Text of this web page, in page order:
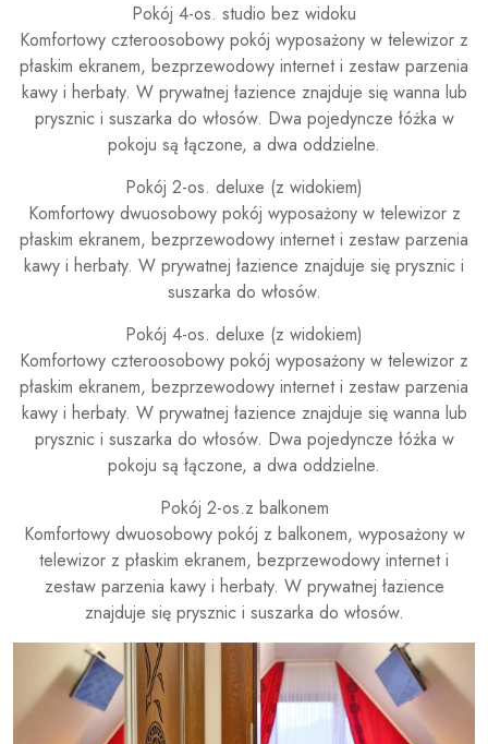
Pokój 4-os. studio bez widoku
Komfortowy czteroosobowy pokój wyposażony w telewizor z
płaskim ekranem, bezprzewodowy internet i zestaw parzenia
kawy i herbaty. W prywatnej łazience znajduje się wanna lub
prysznic i suszarka do włosów. Dwa pojedyncze łóżka w
pokoju są łączone, a dwa oddzielne.
Pokój 2-os. deluxe (z widokiem)
Komfortowy dwuosobowy pokój wyposażony w telewizor z
płaskim ekranem, bezprzewodowy internet i zestaw parzenia
kawy i herbaty. W prywatnej łazience znajduje się prysznic i
suszarka do włosów.
Pokój 4-os. deluxe (z widokiem)
Komfortowy czteroosobowy pokój wyposażony w telewizor z
płaskim ekranem, bezprzewodowy internet i zestaw parzenia
kawy i herbaty. W prywatnej łazience znajduje się wanna lub
prysznic i suszarka do włosów. Dwa pojedyncze łóżka w
pokoju są łączone, a dwa oddzielne.
Pokój 2-os.z balkonem
Komfortowy dwuosobowy pokój z balkonem, wyposażony w
telewizor z płaskim ekranem, bezprzewodowy internet i
zestaw parzenia kawy i herbaty. W prywatnej łazience
znajduje się prysznic i suszarka do włosów.